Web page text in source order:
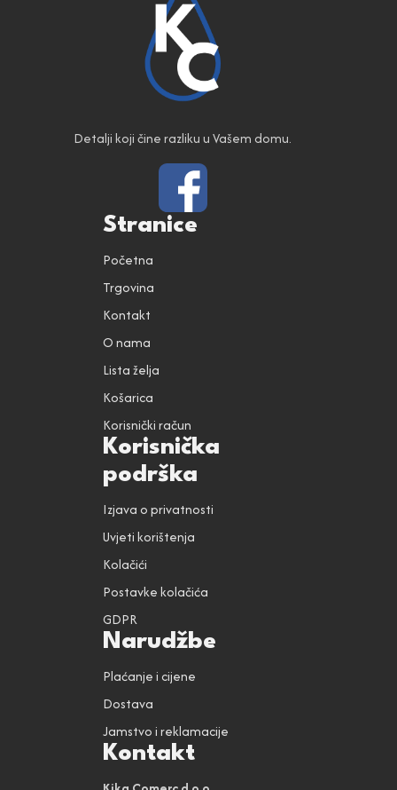
Detalji koji čine razliku u Vašem domu.
Stranice
Početna
Trgovina
Kontakt
O nama
Lista želja
Košarica
Korisnički račun
Korisnička
podrška
Izjava o privatnosti
Uvjeti korištenja
Kolačići
Postavke kolačića
GDPR
Narudžbe
Plaćanje i cijene
Dostava
Jamstvo i reklamacije
Kontakt